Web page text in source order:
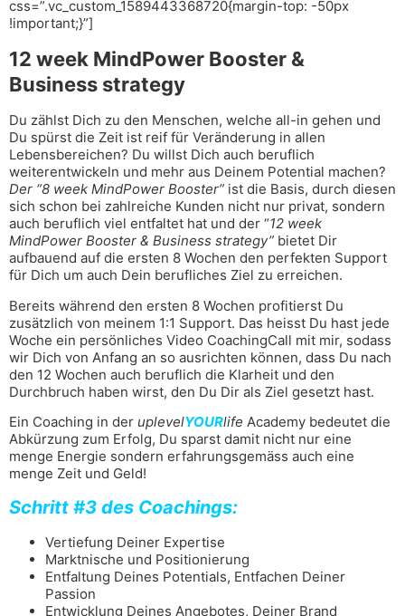
css=”.vc_custom_1589443368720{margin-top: -50px
!important;}”]
12 week MindPower Booster &
Business strategy
Du zählst Dich zu den Menschen, welche all-in gehen und
Du spürst die Zeit ist reif für Veränderung in allen
Lebensbereichen? Du willst Dich auch beruflich
weiterentwickeln und mehr aus Deinem Potential machen?
Der “8 week MindPower Booster” ist die Basis, durch diesen
sich schon bei zahlreiche Kunden nicht nur privat, sondern
auch beruflich viel entfaltet hat und der “12 week
MindPower Booster & Business strategy” bietet Dir
aufbauend auf die ersten 8 Wochen den perfekten Support
für Dich um auch Dein berufliches Ziel zu erreichen.
Bereits während den ersten 8 Wochen profitierst Du
zusätzlich von meinem 1:1 Support. Das heisst Du hast jede
Woche ein persönliches Video CoachingCall mit mir, sodass
wir Dich von Anfang an so ausrichten können, dass Du nach
den 12 Wochen auch beruflich die Klarheit und den
Durchbruch haben wirst, den Du Dir als Ziel gesetzt hast.
Ein Coaching in der uplevelYOURlife Academy bedeutet die
Abkürzung zum Erfolg, Du sparst damit nicht nur eine
menge Energie sondern erfahrungsgemäss auch eine
menge Zeit und Geld!
Schritt #3 des Coachings:
Vertiefung Deiner Expertise
Marktnische und Positionierung
Entfaltung Deines Potentials, Entfachen Deiner
Passion
Entwicklung Deines Angebotes, Deiner Brand